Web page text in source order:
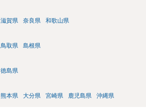
滋賀県 奈良県 和歌山県
鳥取県 島根県
徳島県
熊本県 大分県 宮崎県 鹿児島県 沖縄県